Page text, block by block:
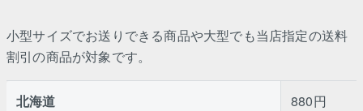
小型サイズでお送りできる商品や大型でも当店指定の送料
割引の商品が対象です。
北海道 880円